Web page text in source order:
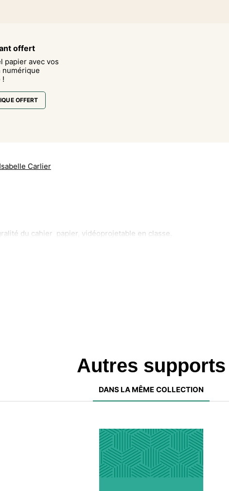
offert
papier avec vos
numérique
!
OFFERT
Isabelle Carlier
du cahier papier, vidéoprojetable en classe.
Autres supports
DANS LA MÊME COLLECTION